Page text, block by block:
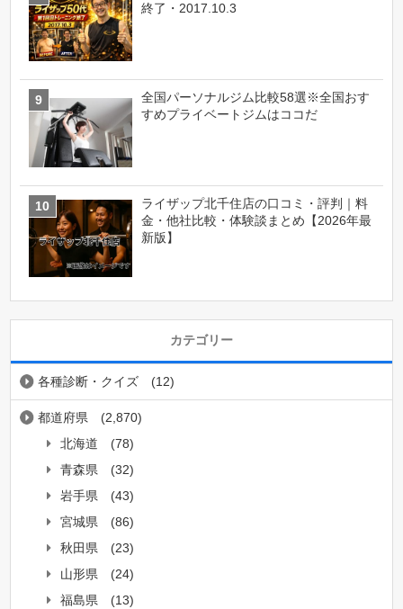
終了・2017.10.3
全国パーソナルジム比較58選※全国おす
すめプライベートジムはココだ
ライザップ北千住店の口コミ・評判｜料
金・他社比較・体験談まとめ【2026年最
新版】
カテゴリー
各種診断・クイズ (12)
都道府県
(2,870)
北海道
(78)
青森県
(32)
岩手県
(43)
宮城県
(86)
秋田県
(23)
山形県
(24)
福島県
(13)